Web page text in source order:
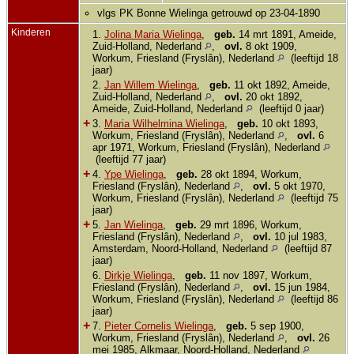
vlgs PK Bonne Wielinga getrouwd op 23-04-1890
Kinderen 1. Jolina Maria Wielinga, geb. 14 mrt 1891, Ameide,
Zuid-Holland, Nederland
, ovl. 8 okt 1909,
Workum, Friesland (Fryslân), Nederland
(leeftijd 18
jaar)
2. Jan Willem Wielinga, geb. 11 okt 1892, Ameide,
Zuid-Holland, Nederland
, ovl. 20 okt 1892,
Ameide, Zuid-Holland, Nederland
(leeftijd 0 jaar)
+ 3. Maria Wilhelmina Wielinga, geb. 10 okt 1893,
Workum, Friesland (Fryslân), Nederland
, ovl. 6
apr 1971, Workum, Friesland (Fryslân), Nederland
(leeftijd 77 jaar)
+ 4. Ype Wielinga, geb. 28 okt 1894, Workum,
Friesland (Fryslân), Nederland
, ovl. 5 okt 1970,
Workum, Friesland (Fryslân), Nederland
(leeftijd 75
jaar)
+ 5. Jan Wielinga, geb. 29 mrt 1896, Workum,
Friesland (Fryslân), Nederland
, ovl. 10 jul 1983,
Amsterdam, Noord-Holland, Nederland
(leeftijd 87
jaar)
6. Dirkje Wielinga, geb. 11 nov 1897, Workum,
Friesland (Fryslân), Nederland
, ovl. 15 jun 1984,
Workum, Friesland (Fryslân), Nederland
(leeftijd 86
jaar)
+ 7. Pieter Cornelis Wielinga, geb. 5 sep 1900,
Workum, Friesland (Fryslân), Nederland
, ovl. 26
mei 1985, Alkmaar, Noord-Holland, Nederland